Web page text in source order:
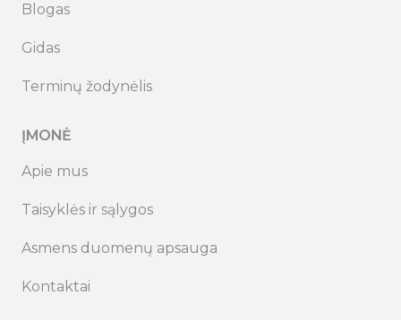
Blogas
Gidas
Terminų žodynėlis
ĮMONĖ
Apie mus
Taisyklės ir sąlygos
Asmens duomenų apsauga
Kontaktai